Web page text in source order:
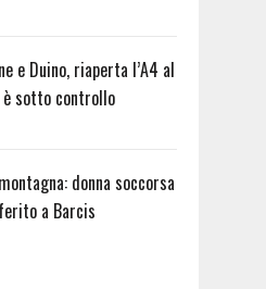
e Duino, riaperta l’A4 al
sotto controllo
donna soccorsa
a Barcis